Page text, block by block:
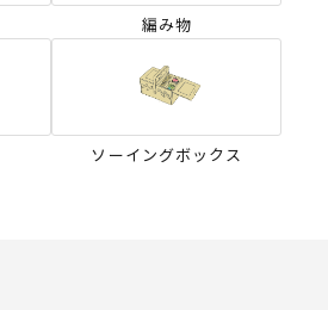
編み物
ソーイングボックス